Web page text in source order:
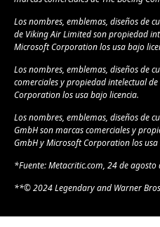
Los nombres, emblemas, diseños de
de Viking Air Limited son propiedad
Microsoft Corporation los usa bajo
Los nombres, emblemas, diseños de
comerciales y propiedad intelectual
Corporation los usa bajo licencia.
Los nombres, emblemas, diseños de
GmbH son marcas comerciales y
GmbH y Microsoft Corporation los usa
*Fuente: Metacritic.com, 24 de agosto
**© 2024 Legendary and Warner